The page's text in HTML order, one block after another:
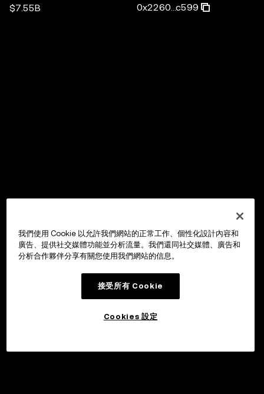
$7.55B 0x2260...c599
我們使用 Cookie 以允許我們網站的正常工作、個性化設計內容和
廣告、提供社交媒體功能並分析流量。我們還同社交媒體、廣告和
分析合作夥伴分享有關您使用我們網站的信息。
接受所有 Cookie
Cookies 設定